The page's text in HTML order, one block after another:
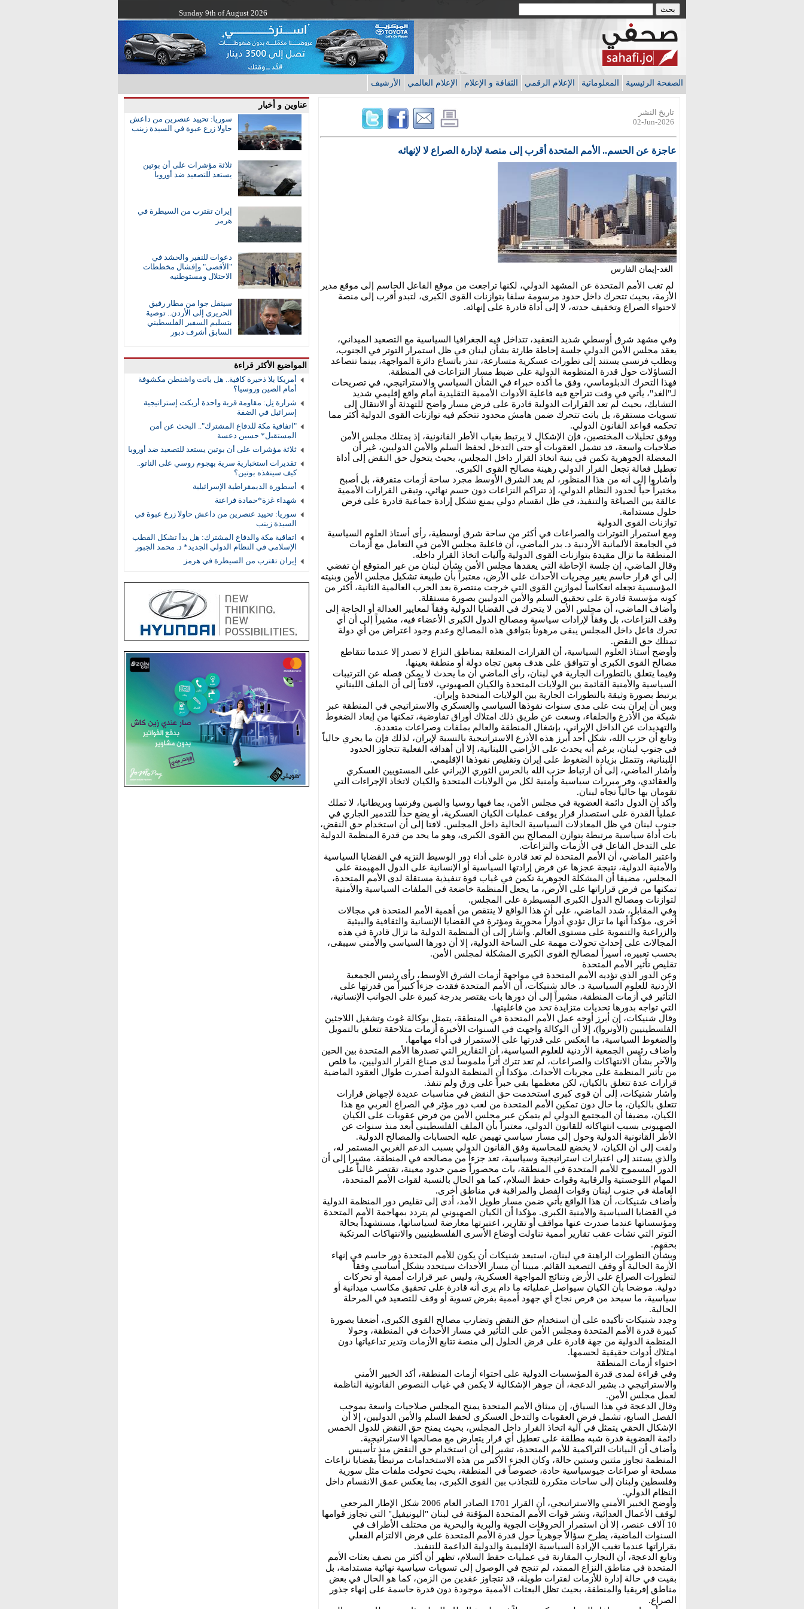
Sunday 9th of August 2026
الصفحة الرئيسية المعلوماتية الإعلام الرقمي الثقافة و الإعلام الإعلام العالمي الأرشيف
عناوين و أخبار
سوريا: تحييد عنصرين من داعش
حاولا زرع عبوة في السيدة زينب
ثلاثة مؤشرات على أن بوتين
يستعد للتصعيد ضد أوروبا
إيران تقترب من السيطرة في
هرمز
دعوات للنفير والحشد في
"الأقصى" وإفشال مخططات
الاحتلال ومستوطنيه
سينقل جوا من مطار رفيق
الحريري إلى الأردن.. توصية
بتسليم السفير الفلسطيني
السابق أشرف دبور
المواضيع الأكثر قراءة
أمريكا بلا ذخيرة كافية.. هل باتت واشنطن مكشوفة
أمام الصين وروسيا؟
شرارة تِل: مقاومة قرية واحدة أربكت إستراتيجية
إسرائيل في الضفة
"اتفاقية مكة للدفاع المشترك".. البحث عن أمن
المستقبل* حسين دعسة
ثلاثة مؤشرات على أن بوتين يستعد للتصعيد ضد أوروبا
تقديرات استخبارية سرية بهجوم روسي على الناتو..
كيف سينفذه بوتين؟
أسطورة الديمقراطية الإسرائيلية
شهداء غزة*حمادة فراعنة
سوريا: تحييد عنصرين من داعش حاولا زرع عبوة في
السيدة زينب
اتفاقية مكة والدفاع المشترك: هل بدأ تشكل القطب
الإسلامي في النظام الدولي الجديد* د. محمد الجبور
إيران تقترب من السيطرة في هرمز
تاريخ النشر
02-Jun-2026
عاجزة عن الحسم.. الأمم المتحدة أقرب إلى منصة لإدارة الصراع لا لإنهائه
الغد-إيمان الفارس
لم تغب الأمم المتحدة عن المشهد الدولي، لكنها تراجعت من موقع الفاعل الحاسم إلى موقع مدير
الأزمة، بحيث تتحرك داخل حدود مرسومة سلفا بتوازنات القوى الكبرى، لتبدو أقرب إلى منصة
لاحتواء الصراع وتخفيف حدته، لا إلى أداة قادرة على إنهائه.
وفي مشهد شرق أوسطي شديد التعقيد، تتداخل فيه الجغرافيا السياسية مع التصعيد الميداني،
يعقد مجلس الأمن الدولي جلسة إحاطة طارئة بشأن لبنان في ظل استمرار التوتر في الجنوب،
وبطلب فرنسي يستند إلى تطورات عسكرية متسارعة، تنذر باتساع دائرة المواجهة، بينما تتصاعد
التساؤلات حول قدرة المنظومة الدولية على ضبط مسار النزاعات في المنطقة.
فهذا التحرك الدبلوماسي، وفق ما أكده خبراء في الشأن السياسي والاستراتيجي، في تصريحات
لـ"الغد"، يأتي في وقت تتراجع فيه فاعلية الأدوات الأممية التقليدية أمام واقع إقليمي شديد
التشابك، بحيث لم تعد القرارات الدولية قادرة على فرض مسار واضح للتهدئة أو الانتقال إلى
تسويات مستقرة، بل باتت تتحرك ضمن هامش محدود تتحكم فيه توازنات القوى الدولية أكثر مما
تحكمه قواعد القانون الدولي.
ووفق تحليلات المختصين، فإن الإشكال لا يرتبط بغياب الأطر القانونية، إذ يمتلك مجلس الأمن
صلاحيات واسعة، قد تشمل العقوبات أو حتى التدخل لحفظ السلم والأمن الدوليين، غير أن
المعضلة الجوهرية تكمن في بنية اتخاذ القرار داخل المجلس، بحيث يتحول حق النقض إلى أداة
تعطيل فعالة تجعل القرار الدولي رهينة مصالح القوى الكبرى.
وأشاروا إلى أنه من هذا المنظور، لم يعد الشرق الأوسط مجرد ساحة أزمات متفرقة، بل أصبح
مختبراً حياً لحدود النظام الدولي، إذ تتراكم النزاعات دون حسم نهائي، وتبقى القرارات الأممية
عالقة بين الصياغة والتنفيذ، في ظل انقسام دولي يمنع تشكل إرادة جماعية قادرة على فرض
حلول مستدامة.
توازنات القوى الدولية
ومع استمرار التوترات والصراعات في أكثر من ساحة شرق أوسطية، رأى أستاذ العلوم السياسية
في الجامعة الألمانية الأردنية د. بدر الماضي، أن فاعلية مجلس الأمن في التعامل مع أزمات
المنطقة ما تزال مقيدة بتوازنات القوى الدولية وآليات اتخاذ القرار داخله.
وقال الماضي، إن جلسة الإحاطة التي يعقدها مجلس الأمن بشأن لبنان من غير المتوقع أن تفضي
إلى أي قرار حاسم يغير مجريات الأحداث على الأرض، معتبراً بأن طبيعة تشكيل مجلس الأمن وبنيته
المؤسسية تجعله انعكاساً لموازين القوى التي خرجت منتصرة بعد الحرب العالمية الثانية، أكثر من
كونه مؤسسة قادرة على تحقيق السلم والأمن الدوليين بصورة مستقلة.
وأضاف الماضي، أن مجلس الأمن لا يتحرك في القضايا الدولية وفقاً لمعايير العدالة أو الحاجة إلى
وقف النزاعات، بل وفقاً لإرادات سياسية ومصالح الدول الكبرى الأعضاء فيه، مشيراً إلى أن أي
تحرك فاعل داخل المجلس يبقى مرهوناً بتوافق هذه المصالح وعدم وجود اعتراض من أي دولة
تمتلك حق النقض.
وأوضح أستاذ العلوم السياسية، أن القرارات المتعلقة بمناطق النزاع لا تصدر إلا عندما تتقاطع
مصالح القوى الكبرى أو تتوافق على هدف معين تجاه دولة أو منطقة بعينها.
وفيما يتعلق بالتطورات الجارية في لبنان، رأى الماضي أن ما يحدث لا يمكن فصله عن الترتيبات
السياسية والأمنية القائمة بين الولايات المتحدة والكيان الصهيوني، لافتاً إلى أن الملف اللبناني
يرتبط بصورة وثيقة بالتطورات الجارية بين الولايات المتحدة وإيران.
وبين أن إيران بنت على مدى سنوات نفوذها السياسي والعسكري والاستراتيجي في المنطقة عبر
شبكة من الأذرع والحلفاء، وسعت عن طريق ذلك امتلاك أوراق تفاوضية، تمكنها من إبعاد الضغوط
والتهديدات عن الداخل الإيراني، بإشغال المنطقة والعالم بملفات وصراعات متعددة.
وتابع أن حزب الله، شكل أحد أبرز هذه الأذرع الاستراتيجية بالنسبة لإيران، لذلك فإن ما يجري حالياً
في جنوب لبنان، برغم أنه يحدث على الأراضي اللبنانية، إلا أن أهدافه الفعلية تتجاوز الحدود
اللبنانية، وتتمثل بزيادة الضغوط على إيران وتقليص نفوذها الإقليمي.
وأشار الماضي، إلى أن ارتباط حزب الله بالحرس الثوري الإيراني على المستويين العسكري
والعقائدي، وفر مبررات سياسية وأمنية لكل من الولايات المتحدة والكيان لاتخاذ الإجراءات التي
تقومان بها حالياً تجاه لبنان.
وأكد أن الدول دائمة العضوية في مجلس الأمن، بما فيها روسيا والصين وفرنسا وبريطانيا، لا تملك
عملياً القدرة على استصدار قرار يوقف عمليات الكيان العسكرية، أو يضع حداً للتدمير الجاري في
جنوب لبنان في ظل المعادلات السياسية الحالية داخل المجلس. لافتا إلى أن استخدام حق النقض،
بات أداة سياسية مرتبطة بتوازن المصالح بين القوى الكبرى، وهو ما يحد من قدرة المنظمة الدولية
على التدخل الفاعل في الأزمات والنزاعات.
واعتبر الماضي، أن الأمم المتحدة لم تعد قادرة على أداء دور الوسيط النزيه في القضايا السياسية
والأمنية الدولية، نتيجة عجزها عن فرض إرادتها السياسية أو الإنسانية على الدول المهيمنة على
المجلس، مضيفا أن المشكلة الجوهرية تكمن في غياب قوة تنفيذية مستقلة لدى الأمم المتحدة،
تمكنها من فرض قراراتها على الأرض، ما يجعل المنظمة خاضعة في الملفات السياسية والأمنية
لتوازنات ومصالح الدول الكبرى المسيطرة على المجلس.
وفي المقابل، شدد الماضي، على أن هذا الواقع لا ينتقص من أهمية الأمم المتحدة في مجالات
أخرى، مؤكداً أنها ما تزال تؤدي أدواراً محورية ومؤثرة في القضايا الإنسانية والثقافية والبيئية
والزراعية والتنموية على مستوى العالم. وأشار إلى أن المنظمة الدولية ما تزال قادرة في هذه
المجالات على إحداث تحولات مهمة على الساحة الدولية، إلا أن دورها السياسي والأمني سيبقى،
بحسب تعبيره، أسيراً لمصالح القوى الكبرى المشكلة لمجلس الأمن.
تقليص تأثير الأمم المتحدة
وعن الدور الذي تؤديه الأمم المتحدة في مواجهة أزمات الشرق الأوسط، رأى رئيس الجمعية
الأردنية للعلوم السياسية د. خالد شنيكات، أن الأمم المتحدة فقدت جزءاً كبيراً من قدرتها على
التأثير في أزمات المنطقة، مشيراً إلى أن دورها بات يقتصر بدرجة كبيرة على الجوانب الإنسانية،
التي تواجه بدورها تحديات متزايدة تحد من فاعليتها.
وقال شنيكات، إن أبرز أوجه عمل الأمم المتحدة في المنطقة، يتمثل بوكالة غوث وتشغيل اللاجئين
الفلسطينيين (الأونروا)، إلا أن الوكالة واجهت في السنوات الأخيرة أزمات متلاحقة تتعلق بالتمويل
والضغوط السياسية، ما انعكس على قدرتها على الاستمرار في أداء مهامها.
وأضاف رئيس الجمعية الأردنية للعلوم السياسية، أن التقارير التي تصدرها الأمم المتحدة بين الحين
والآخر بشأن الانتهاكات والصراعات، لم تعد تترك أثراً ملموساً لدى صناع القرار الدوليين، ما قلص
من تأثير المنظمة على مجريات الأحداث. مؤكدا أن المنظمة الدولية أصدرت طوال العقود الماضية
قرارات عدة تتعلق بالكيان، لكن معظمها بقي حبراً على ورق ولم تنفذ.
وأشار شنيكات، إلى أن قوى كبرى استخدمت حق النقض في مناسبات عديدة لإجهاض قرارات
تتعلق بالكيان، ما حال دون تمكين الأمم المتحدة من لعب دور مؤثر في الصراع العربي مع هذا
الكيان، مضيفا أن المجتمع الدولي لم يتمكن عبر مجلس الأمن من فرض عقوبات على الكيان
الصهيوني بسبب انتهاكاته للقانون الدولي، معتبراً بأن الملف الفلسطيني أبعد منذ سنوات عن
الأطر القانونية الدولية وحول إلى مسار سياسي تهيمن عليه الحسابات والمصالح الدولية.
ولفت إلى أن الكيان، لا يخضع للمحاسبة وفق القانون الدولي بسبب الدعم الغربي المستمر له،
والذي يستند إلى اعتبارات استراتيجية وسياسية، تعد جزءاً من مصالحه في المنطقة. مشيرا إلى أن
الدور المسموح للأمم المتحدة في المنطقة، بات محصوراً ضمن حدود معينة، تقتصر غالباً على
المهام اللوجستية والرقابية وقوات حفظ السلام، كما هو الحال بالنسبة لقوات الأمم المتحدة،
العاملة في جنوب لبنان وقوات الفصل والمراقبة في مناطق أخرى.
وأضاف شنيكات، أن هذا الواقع يأتي ضمن مسار طويل الأمد، أدى إلى تقليص دور المنظمة الدولية
في القضايا السياسية والأمنية الكبرى. مؤكدا أن الكيان الصهيوني لم يتردد بمهاجمة الأمم المتحدة
ومؤسساتها عندما صدرت عنها مواقف أو تقارير، اعتبرتها معارضة لسياساتها، مستشهداً بحالة
التوتر التي نشأت عقب تقارير أممية تناولت أوضاع الأسرى الفلسطينيين والانتهاكات المرتكبة
بحقهم.
وبشأن التطورات الراهنة في لبنان، استبعد شنيكات أن يكون للأمم المتحدة دور حاسم في إنهاء
الأزمة الحالية أو وقف التصعيد القائم. مبينا أن مسار الأحداث سيتحدد بشكل أساسي وفقاً
لتطورات الصراع على الأرض ونتائج المواجهة العسكرية، وليس عبر قرارات أممية أو تحركات
دولية. موضحا بأن الكيان سيواصل عملياته ما دام يرى أنه قادرة على تحقيق مكاسب ميدانية أو
سياسية، ما سيحد من فرص نجاح أي جهود أممية بفرض تسوية أو وقف للتصعيد في المرحلة
الحالية.
وجدد شنيكات تأكيده على أن استخدام حق النقض وتضارب مصالح القوى الكبرى، أضعفا بصورة
كبيرة قدرة الأمم المتحدة ومجلس الأمن على التأثير في مسار الأحداث في المنطقة، وحولا
المنظمة الدولية من جهة قادرة على فرض الحلول إلى منصة تتابع الأزمات وتدير تداعياتها دون
امتلاك أدوات حقيقية لحسمها.
احتواء أزمات المنطقة
وفي قراءة لمدى قدرة المؤسسات الدولية على احتواء أزمات المنطقة، أكد الخبير الأمني
والاستراتيجي د. بشير الدعجة، أن جوهر الإشكالية لا يكمن في غياب النصوص القانونية الناظمة
لعمل مجلس الأمن.
وقال الدعجة في هذا السياق، إن ميثاق الأمم المتحدة يمنح المجلس صلاحيات واسعة بموجب
الفصل السابع، تشمل فرض العقوبات والتدخل العسكري لحفظ السلم والأمن الدوليين، إلا أن
الإشكال الحقي يتمثل في آلية اتخاذ القرار داخل المجلس، بحيث يمنح حق النقض للدول الخمس
دائمة العضوية قدرة شبه مطلقة على تعطيل أي قرار يتعارض مع مصالحها الاستراتيجية.
وأضاف أن البيانات التراكمية للأمم المتحدة، تشير إلى أن استخدام حق النقض منذ تأسيس
المنظمة تجاوز مئتين وستين حالة، وكان الجزء الأكبر من هذه الاستخدامات مرتبطاً بقضايا نزاعات
مسلحة أو صراعات جيوسياسية حادة، خصوصاً في المنطقة، بحيث تحولت ملفات مثل سورية
وفلسطين ولبنان إلى ساحات متكررة للتجاذب بين القوى الكبرى، بما يعكس عمق الانقسام داخل
النظام الدولي.
وأوضح الخبير الأمني والاستراتيجي، أن القرار 1701 الصادر العام 2006 شكل الإطار المرجعي
لوقف الأعمال العدائية، ونشر قوات الأمم المتحدة المؤقتة في لبنان "اليونيفيل" التي تجاوز قوامها
10 آلاف عنصر، إلا أن استمرار الخروقات الجوية والبرية والبحرية من مختلف الأطراف في
السنوات الماضية، يطرح سؤالاً جوهرياً حول قدرة الأمم المتحدة على فرض الالتزام الفعلي
بقراراتها عندما تغيب الإرادة السياسية الإقليمية والدولية الداعمة للتنفيذ.
وتابع الدعجة، أن التجارب المقارنة في عمليات حفظ السلام، تظهر أن أكثر من نصف بعثات الأمم
المتحدة في مناطق النزاع الممتد، لم تنجح في الوصول إلى تسويات سياسية نهائية مستدامة، بل
بقيت في حالة إدارة للأزمات لفترات طويلة، قد تتجاوز عقدين من الزمن، كما هو الحال في بعض
مناطق إفريقيا والمنطقة، بحيث تظل البعثات الأممية موجودة دون قدرة حاسمة على إنهاء جذور
الصراع.